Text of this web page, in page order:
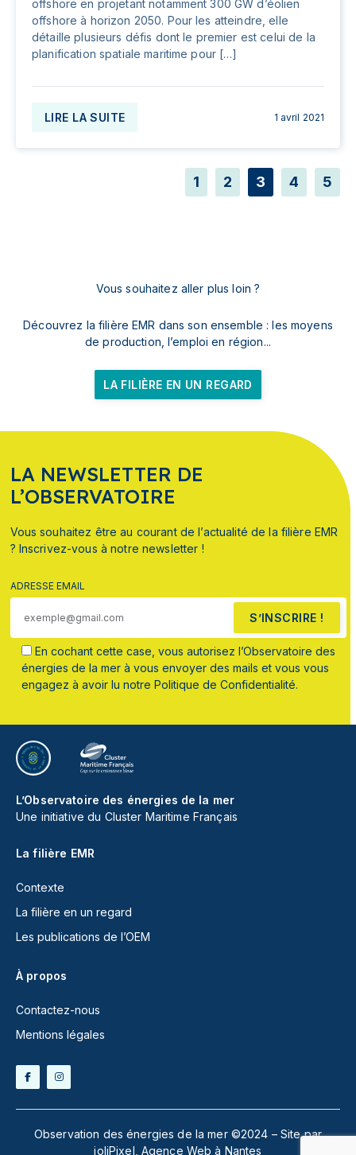
offshore en projetant notamment 300 GW d’éolien
offshore à horizon 2050. Pour les atteindre, elle
détaille plusieurs défis dont le premier est celui de la
planification spatiale maritime pour […]
LIRE LA SUITE 1 avril 2021
1 2 3 4 5
Vous souhaitez aller plus loin ?
Découvrez la filière EMR dans son ensemble : les moyens
de production, l’emploi en région...
LA FILIÈRE EN UN REGARD
LA NEWSLETTER DE
L’OBSERVATOIRE
Vous souhaitez être au courant de l’actualité de la filière EMR
? Inscrivez-vous à notre newsletter !
ADRESSE EMAIL
S’INSCRIRE !
En cochant cette case, vous autorisez l’Observatoire des
énergies de la mer à vous envoyer des mails et vous vous
engagez à avoir lu notre Politique de Confidentialité.
L’Observatoire des énergies de la mer
Une initiative du Cluster Maritime Français
La filière EMR
Contexte
La filière en un regard
Les publications de l’OEM
À propos
Contactez-nous
Mentions légales
Observation des énergies de la mer ©2024 – Site par
joliPixel, Agence Web à Nantes